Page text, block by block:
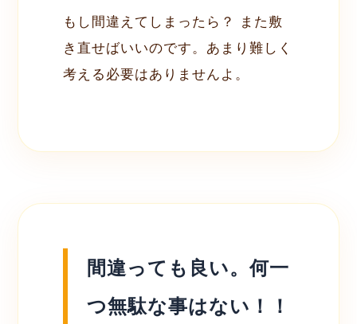
もし間違えてしまったら？ また敷
き直せばいいのです。あまり難しく
考える必要はありませんよ。
間違っても良い。何一
つ無駄な事はない！！